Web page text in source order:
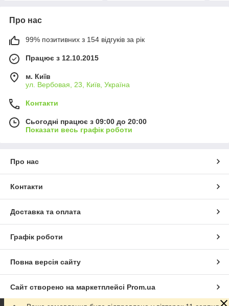
Про нас
99% позитивних з 154 відгуків за рік
Працює з 12.10.2015
м. Київ
ул. Вербовая, 23, Київ, Україна
Контакти
Сьогодні працює з 09:00 до 20:00
Показати весь графік роботи
Про нас
Контакти
Доставка та оплата
Графік роботи
Повна версія сайту
Сайт створено на маркетплейсі Prom.ua